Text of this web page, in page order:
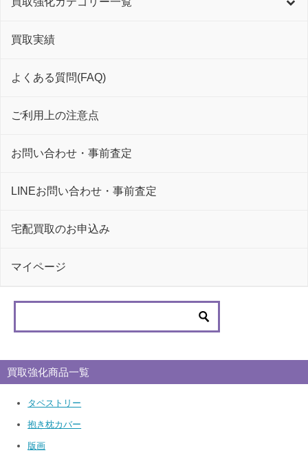
買取実績
よくある質問(FAQ)
ご利用上の注意点
お問い合わせ・事前査定
LINEお問い合わせ・事前査定
宅配買取のお申込み
マイページ
買取強化商品一覧
タペストリー
抱き枕カバー
版画